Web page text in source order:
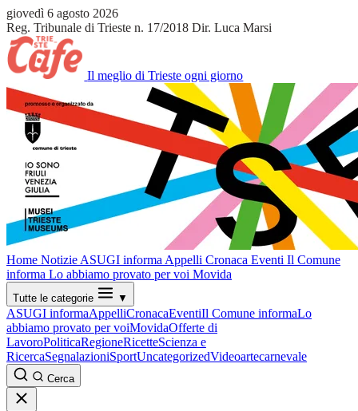
giovedì 6 agosto 2026
Reg. Tribunale di Trieste n. 17/2018 Dir. Luca Marsi
Il meglio di Trieste ogni giorno
Home Notizie ASUGI informa Appelli Cronaca Eventi Il Comune
informa Lo abbiamo provato per voi Movida
Tutte le categorie ▼
ASUGI informaAppelliCronacaEventiIl Comune informaLo
abbiamo provato per voiMovidaOfferte di
LavoroPoliticaRegioneRicetteScienza e
RicercaSegnalazioniSportUncategorizedVideoartecarnevale
Cerca